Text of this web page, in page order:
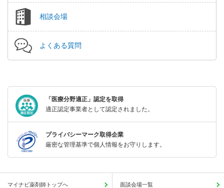
相談会場
よくある質問
「医療分野適正」認定を取得
適正認定事業者として認定されました。
プライバシーマーク取得企業
厳密な管理基準で個人情報をお守りします。
マイナビ薬剤師トップへ 面談会場一覧